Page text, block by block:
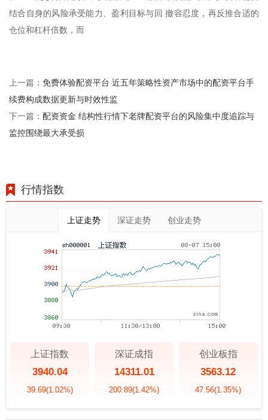
结合自身的风险承受能力、盈利目标与回 撤容忍度，再反推合适的
仓位和杠杆倍数，而
上一篇： 免费体验配资平台 近五年策略性资产市场中的配资平台手
续费构成数据更新与时效性监
下一篇： 配资资金 结构性行情下老牌配资平台的风险集中度追踪与
监控围绕最大承受损
行情指数
上证走势 深证走势 创业走势
上证指数
3940.04
39.69(1.02%)
深证成指
14311.01
200.89(1.42%)
创业板指
3563.12
47.56(1.35%)